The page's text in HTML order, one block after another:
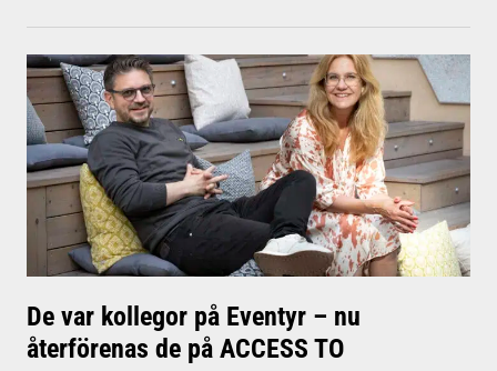
De var kollegor på Eventyr – nu
återförenas de på ACCESS TO